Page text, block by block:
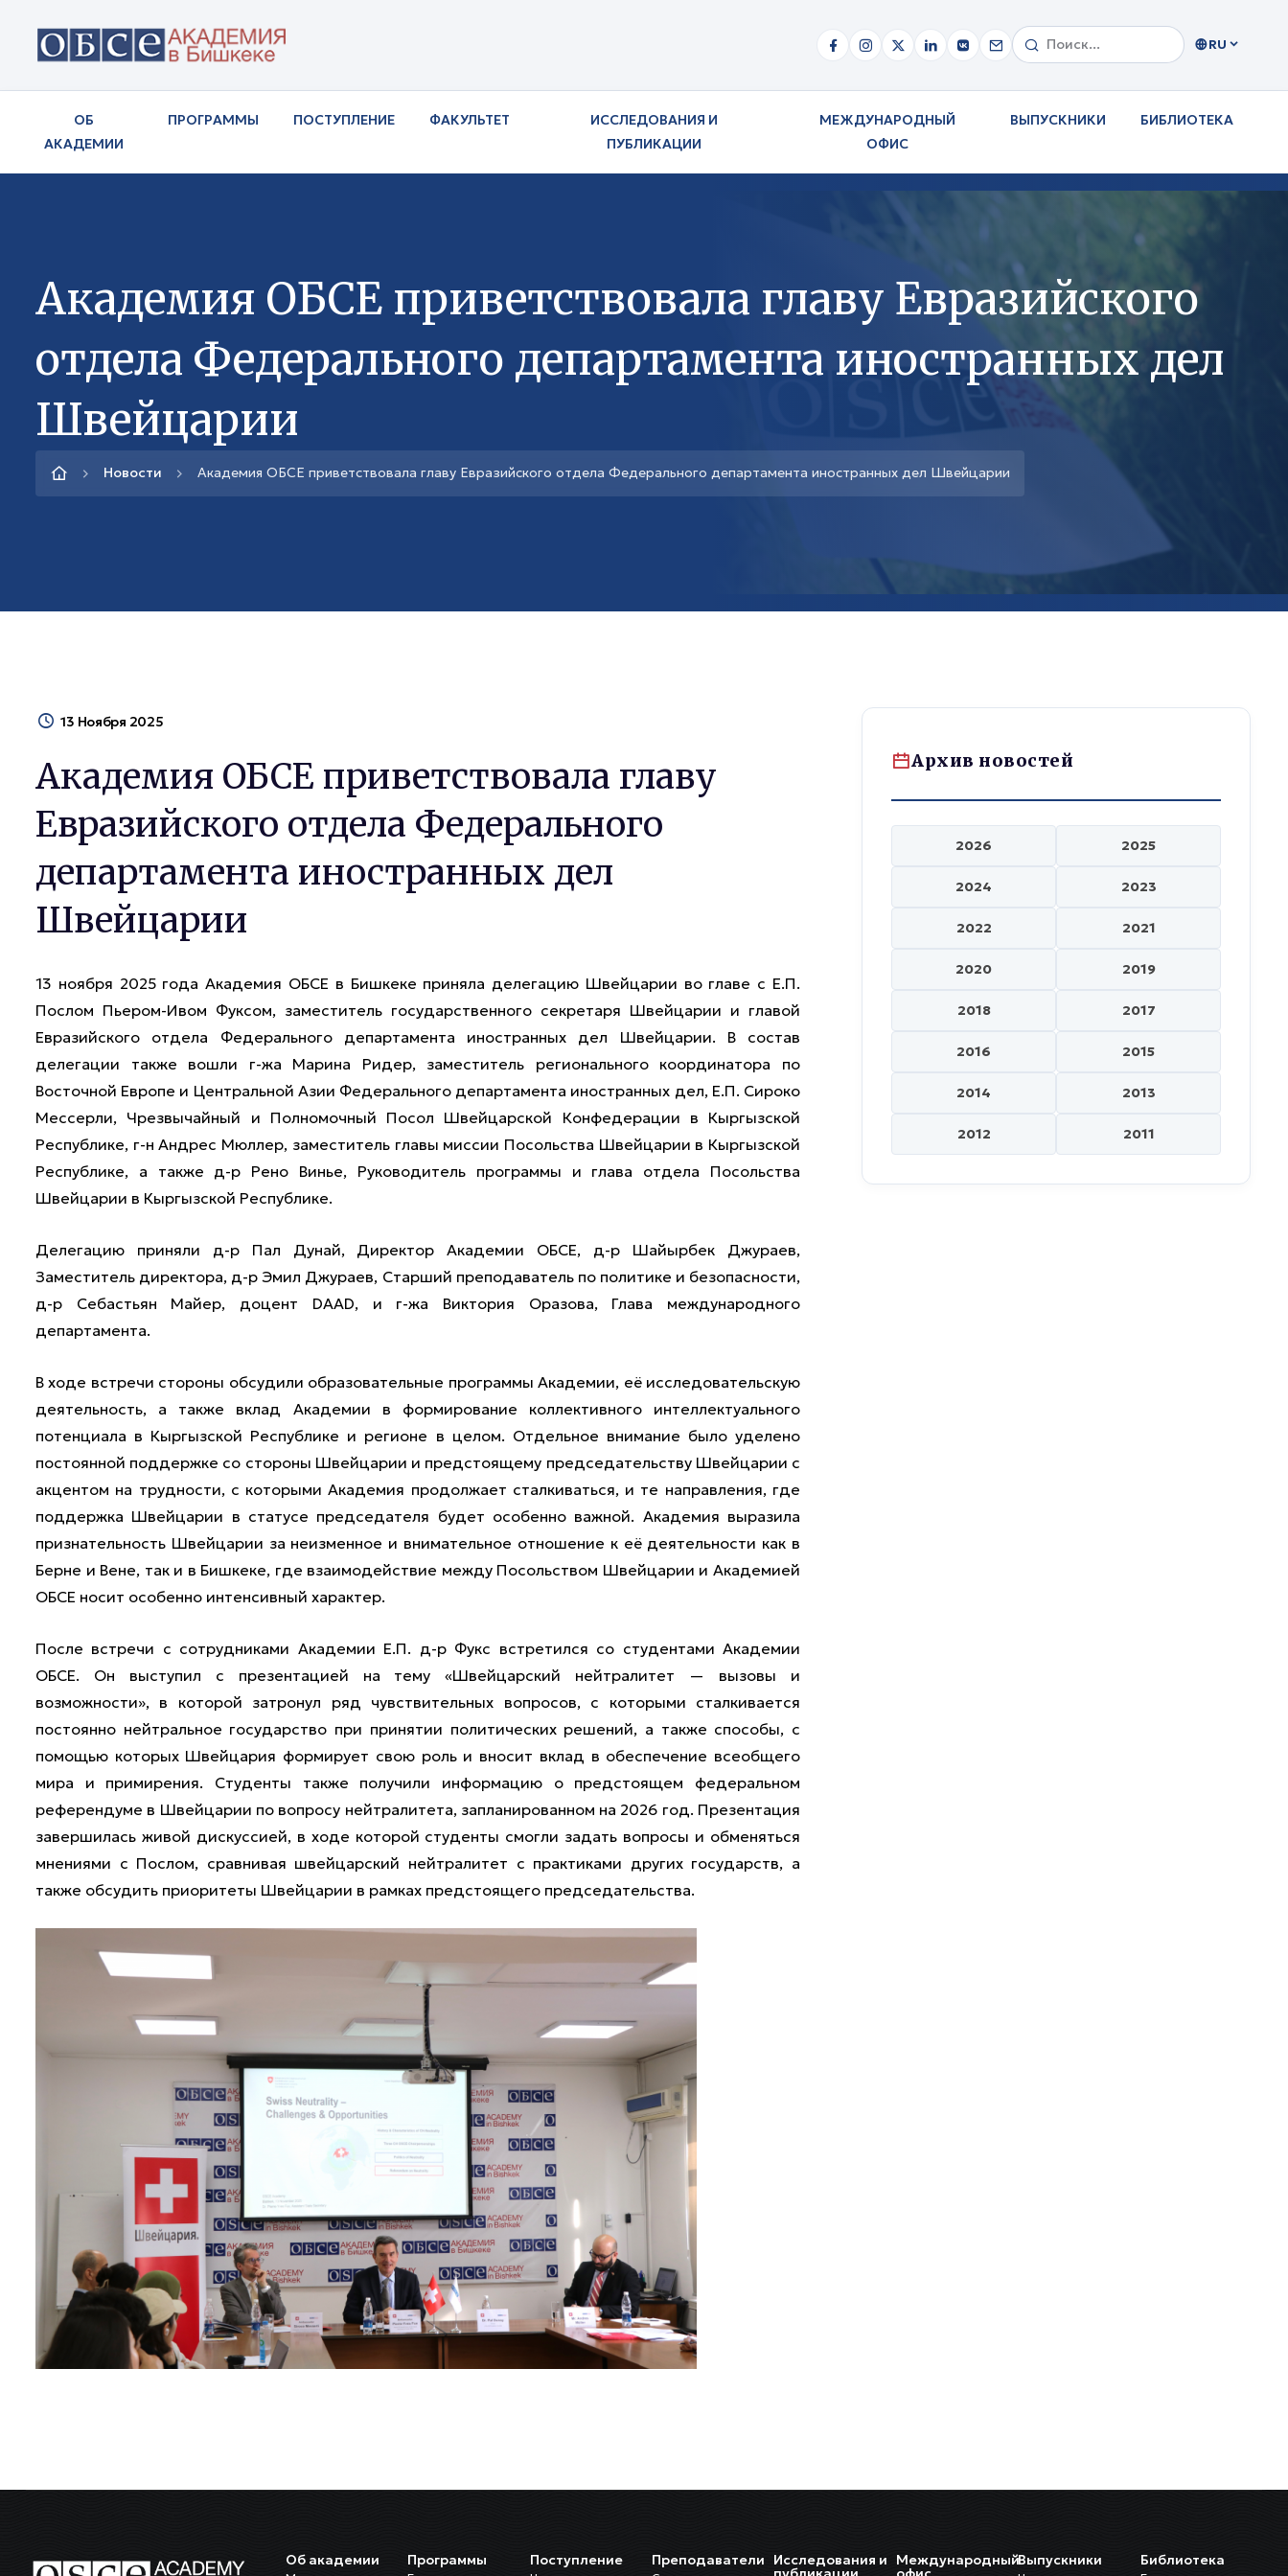
RU
ОБ
АКАДЕМИИ
ПРОГРАММЫ ПОСТУПЛЕНИЕ ФАКУЛЬТЕТ
ИССЛЕДОВАНИЯ И
ПУБЛИКАЦИИ
МЕЖДУНАРОДНЫЙ
ОФИС
ВЫПУСКНИКИ БИБЛИОТЕКА
Академия ОБСЕ приветствовала главу Евразийского
отдела Федерального департамента иностранных дел
Швейцарии
Новости Академия ОБСЕ приветствовала главу Евразийского отдела Федерального департамента иностранных дел Швейцарии
13 Ноября 2025
Академия ОБСЕ приветствовала главу
Евразийского отдела Федерального
департамента иностранных дел
Швейцарии
13 ноября 2025 года Академия ОБСЕ в Бишкеке приняла делегацию Швейцарии во главе с Е.П.
Послом Пьером-Ивом Фуксом, заместитель государственного секретаря Швейцарии и главой
Евразийского отдела Федерального департамента иностранных дел Швейцарии. В состав
делегации также вошли г-жа Марина Ридер, заместитель регионального координатора по
Восточной Европе и Центральной Азии Федерального департамента иностранных дел, Е.П. Сироко
Мессерли, Чрезвычайный и Полномочный Посол Швейцарской Конфедерации в Кыргызской
Республике, г-н Андрес Мюллер, заместитель главы миссии Посольства Швейцарии в Кыргызской
Республике, а также д-р Рено Винье, Руководитель программы и глава отдела Посольства
Швейцарии в Кыргызской Республике.
Делегацию приняли д-р Пал Дунай, Директор Академии ОБСЕ, д-р Шайырбек Джураев,
Заместитель директора, д-р Эмил Джураев, Старший преподаватель по политике и безопасности,
д-р Себастьян Майер, доцент DAAD, и г-жа Виктория Оразова, Глава международного
департамента.
В ходе встречи стороны обсудили образовательные программы Академии, её исследовательскую
деятельность, а также вклад Академии в формирование коллективного интеллектуального
потенциала в Кыргызской Республике и регионе в целом. Отдельное внимание было уделено
постоянной поддержке со стороны Швейцарии и предстоящему председательству Швейцарии с
акцентом на трудности, с которыми Академия продолжает сталкиваться, и те направления, где
поддержка Швейцарии в статусе председателя будет особенно важной. Академия выразила
признательность Швейцарии за неизменное и внимательное отношение к её деятельности как в
Берне и Вене, так и в Бишкеке, где взаимодействие между Посольством Швейцарии и Академией
ОБСЕ носит особенно интенсивный характер.
После встречи с сотрудниками Академии Е.П. д-р Фукс встретился со студентами Академии
ОБСЕ. Он выступил с презентацией на тему «Швейцарский нейтралитет — вызовы и
возможности», в которой затронул ряд чувствительных вопросов, с которыми сталкивается
постоянно нейтральное государство при принятии политических решений, а также способы, с
помощью которых Швейцария формирует свою роль и вносит вклад в обеспечение всеобщего
мира и примирения. Студенты также получили информацию о предстоящем федеральном
референдуме в Швейцарии по вопросу нейтралитета, запланированном на 2026 год. Презентация
завершилась живой дискуссией, в ходе которой студенты смогли задать вопросы и обменяться
мнениями с Послом, сравнивая швейцарский нейтралитет с практиками других государств, а
также обсудить приоритеты Швейцарии в рамках предстоящего председательства.
Архив новостей
2026 2025
2024 2023
2022 2021
2020 2019
2018 2017
2016 2015
2014 2013
2012 2011
Об академии Программы Поступление Преподаватели Исследования и МеждународныйВыпускники Библиотека